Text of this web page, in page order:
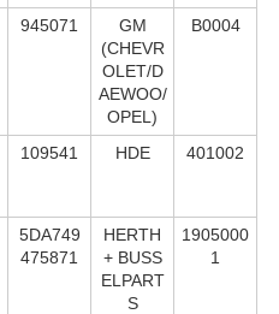
945071
GM
(CHEVR
OLET/D
AEWOO/
OPEL)
B0004
109541 HDE 401002
5DA749
475871
HERTH
+ BUSS
ELPART
S
1905000
1